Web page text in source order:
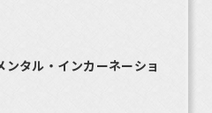
タル・インカーネーショ